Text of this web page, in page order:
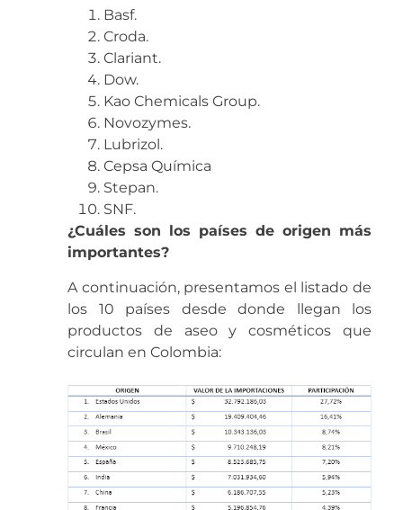
Basf.
Croda.
Clariant.
Dow.
Kao Chemicals Group.
Novozymes.
Lubrizol.
Cepsa Química
Stepan.
SNF.
¿Cuáles son los países de origen más
importantes?
A continuación, presentamos el listado de
los 10 países desde donde llegan los
productos de aseo y cosméticos que
circulan en Colombia: